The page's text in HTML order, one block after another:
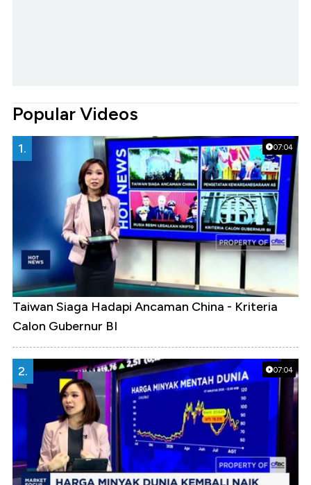
Popular Videos
07:04
1.
Taiwan Siaga Hadapi Ancaman China - Kriteria
Calon Gubernur BI
07:04
2.